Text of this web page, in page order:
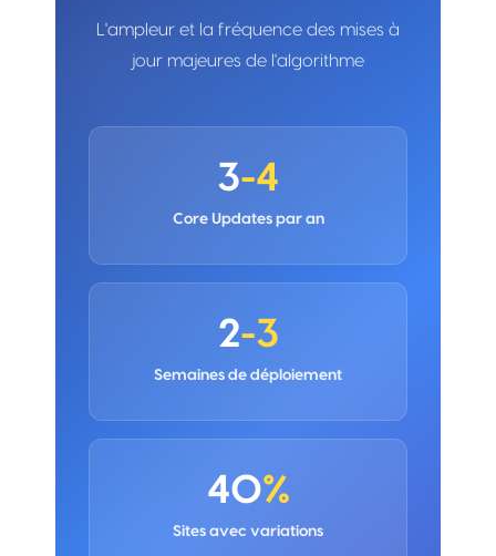
L'ampleur et la fréquence des mises à
jour majeures de l'algorithme
3-4
Core Updates par an
2-3
Semaines de déploiement
40%
Sites avec variations